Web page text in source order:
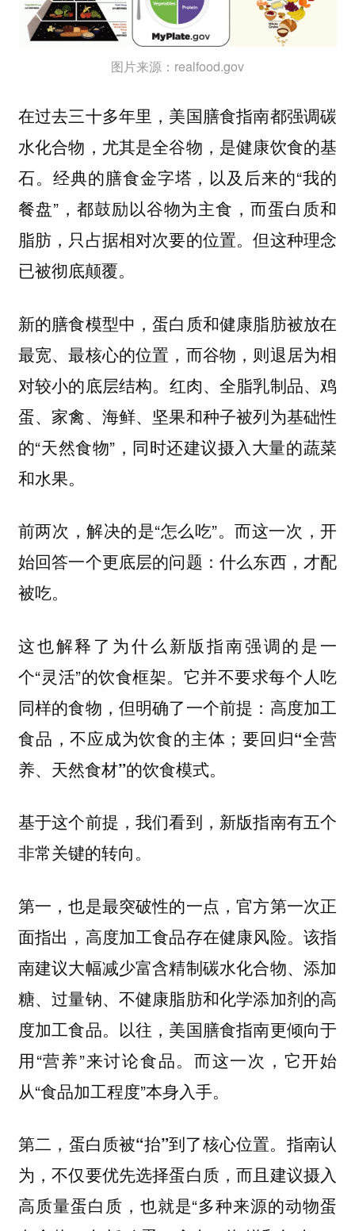
图片来源：realfood.gov
在过去三十多年里，美国膳食指南都强调碳
水化合物，尤其是全谷物，是健康饮食的基
石。经典的膳食金字塔，以及后来的“我的
餐盘”，都鼓励以谷物为主食，而蛋白质和
脂肪，只占据相对次要的位置。但这种理念
已被彻底颠覆。
新的膳食模型中，蛋白质和健康脂肪被放在
最宽、最核心的位置，而谷物，则退居为相
对较小的底层结构。 红肉、全脂乳制品、鸡
蛋、家禽、海鲜、坚果和种子被列为基础性
的“天然食物”，同时还建议摄入大量的蔬菜
和水果。
前两次，解决的是“怎么吃”。而这一次，开
始回答一个更底层的问题：什么东西，才配
被吃。
这也解释了为什么新版指南强调的是一
个“灵活”的饮食框架。它并不要求每个人吃
同样的食物，但明确了一个前提： 高度加工
食品，不应成为饮食的主体；要回归“全营
养、天然食材”的饮食模式。
基于这个前提，我们看到，新版指南有五个
非常关键的转向。
第一，也是最突破性的一点，官方第一次正
面指出，高度加工食品存在健康风险。 该指
南建议大幅减少富含精制碳水化合物、添加
糖、过量钠、不健康脂肪和化学添加剂的高
度加工食品。以往，美国膳食指南更倾向于
用“营养”来讨论食品。而这一次，它开始
从“食品加工程度”本身入手。
第二，蛋白质被“抬”到了核心位置。 指南认
为，不仅要优先选择蛋白质，而且建议摄入
高质量蛋白质，也就是“多种来源的动物蛋